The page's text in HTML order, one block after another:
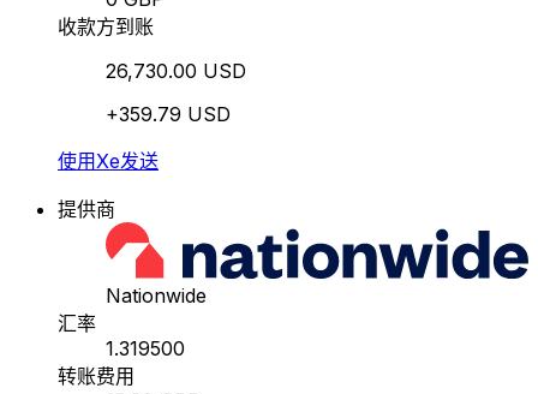
收款方到账
26,730.00 USD
+359.79 USD
使用Xe发送
提供商
Nationwide
汇率
1.319500
转账费用